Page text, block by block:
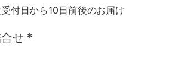
付日から10日前後のお届け
せ *